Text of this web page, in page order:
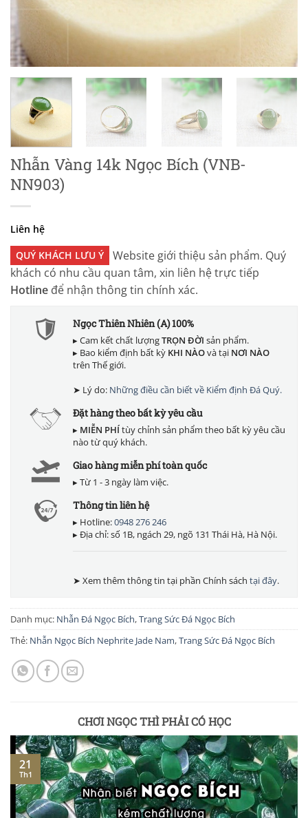
Nhẫn Vàng 14k Ngọc Bích (VNB-
NN903)
Liên hệ
QUÝ KHÁCH LƯU Ý
Website giới thiệu sản phẩm. Quý
khách có nhu cầu quan tâm, xin liên hệ trực tiếp
Hotline để nhận thông tin chính xác.
Ngọc Thiên Nhiên (A) 100%
▸ Cam kết chất lượngTRỌN ĐỜI sản phẩm.
▸ Bao kiểm định bất kỳ KHI NÀOvà tại NƠI NÀO
trên Thế giới.
➤ Lý do: Những điều cần biết về Kiểm định Đá Quý.
Đặt hàng theo bất kỳ yêu cầu
▸ MIỄN PHÍ tùy chỉnh sản phẩm theo bất kỳ yêu cầu
nào từ quý khách.
Giao hàng miễn phí toàn quốc
▸ Từ 1 - 3 ngày làm việc.
Thông tin liên hệ
▸ Hotline:0948 276 246
▸ Địa chỉ: số 1B, ngách 29, ngõ 131 Thái Hà, Hà Nội.
➤ Xem thêm thông tin tại phần Chính sách tại đây.
Danh mục: Nhẫn Đá Ngọc Bích,Trang Sức Đá Ngọc Bích
Thẻ: Nhẫn Ngọc Bích Nephrite Jade Nam,Trang Sức Đá Ngọc Bích
CHƠI NGỌC THÌ PHẢI CÓ HỌC
21
Th1